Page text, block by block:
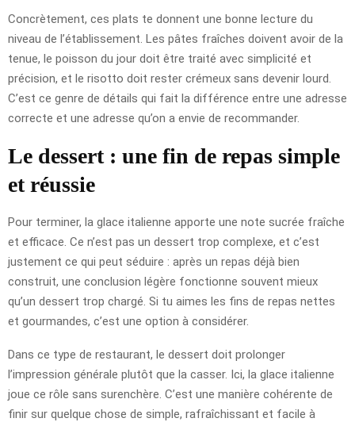
Concrètement, ces plats te donnent une bonne lecture du
niveau de l’établissement. Les pâtes fraîches doivent avoir de la
tenue, le poisson du jour doit être traité avec simplicité et
précision, et le risotto doit rester crémeux sans devenir lourd.
C’est ce genre de détails qui fait la différence entre une adresse
correcte et une adresse qu’on a envie de recommander.
Le dessert : une fin de repas simple
et réussie
Pour terminer, la glace italienne apporte une note sucrée fraîche
et efficace. Ce n’est pas un dessert trop complexe, et c’est
justement ce qui peut séduire : après un repas déjà bien
construit, une conclusion légère fonctionne souvent mieux
qu’un dessert trop chargé. Si tu aimes les fins de repas nettes
et gourmandes, c’est une option à considérer.
Dans ce type de restaurant, le dessert doit prolonger
l’impression générale plutôt que la casser. Ici, la glace italienne
joue ce rôle sans surenchère. C’est une manière cohérente de
finir sur quelque chose de simple, rafraîchissant et facile à